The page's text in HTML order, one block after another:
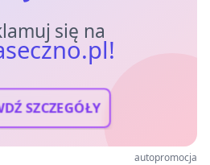
się na
SZCZEGÓŁY
autopromocja